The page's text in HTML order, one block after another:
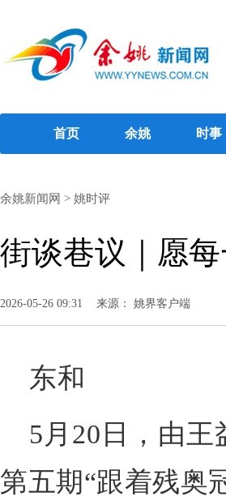
首页 余姚 时事
余姚新闻网 > 姚时评
街谈巷议｜愿
2026-05-26 09:31 来源： 姚界客户端
东和
5月20日，由
第五期“跟着残